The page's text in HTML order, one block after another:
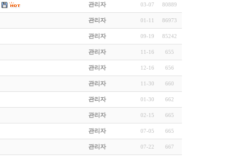
관리자 03-07 80889
관리자 01-11 86973
관리자 09-19 85242
관리자 11-16 655
관리자 12-16 656
관리자 11-30 660
관리자 01-30 662
관리자 02-15 665
관리자 07-05 665
관리자 07-22 667